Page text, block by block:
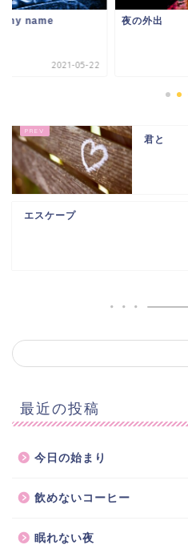
my name
2021-05-22
夜の外出
君と
エスケープ
最近の投稿
今日の始まり
飲めないコーヒー
眠れない夜